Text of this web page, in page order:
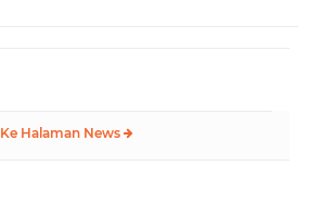
Ke Halaman News